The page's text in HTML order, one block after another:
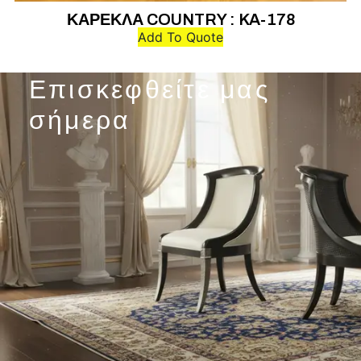
ΚΑΡΕΚΛΑ COUNTRY : KA-178
Add To Quote
Επισκεφθείτε μας
σήμερα